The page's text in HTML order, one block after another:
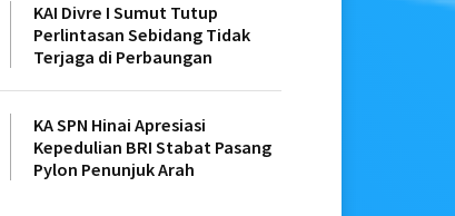
KAI Divre I Sumut Tutup
Perlintasan Sebidang Tidak
Terjaga di Perbaungan
KA SPN Hinai Apresiasi
Kepedulian BRI Stabat Pasang
Pylon Penunjuk Arah